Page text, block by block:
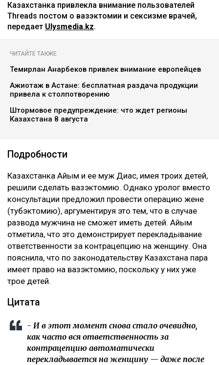
Казахстанка привлекла внимание пользователей
Threads постом о вазэктомии и сексизме врачей,
передает Ulysmedia.kz.
ЧИТАЙТЕ ТАКЖЕ
Темирлан Анарбеков привлек внимание европейцев
Ажиотаж в Астане: бесплатная раздача продукции
привела к столпотворению
Штормовое предупреждение: что ждет регионы
Казахстана 8 августа
Подробности
‎Казахстанка Айым и ее муж Диас, имея троих детей,
решили сделать вазэктомию. Однако уролог вместо
консультации предложил провести операцию жене
(тубэктомию), аргументируя это тем, что в случае
развода мужчина не сможет иметь детей. Айым
отметила, что это демонстрирует перекладывание
ответственности за контрацепцию на женщину. Она
пояснила, что по законодательству Казахстана пара
имеет право на вазэктомию, поскольку у них уже
трое детей.
‎Цитата
‎- И в этот момент снова стало очевидно,
как часто вся ответственность за
контрацепцию автоматически
перекладывается на женщину — даже после